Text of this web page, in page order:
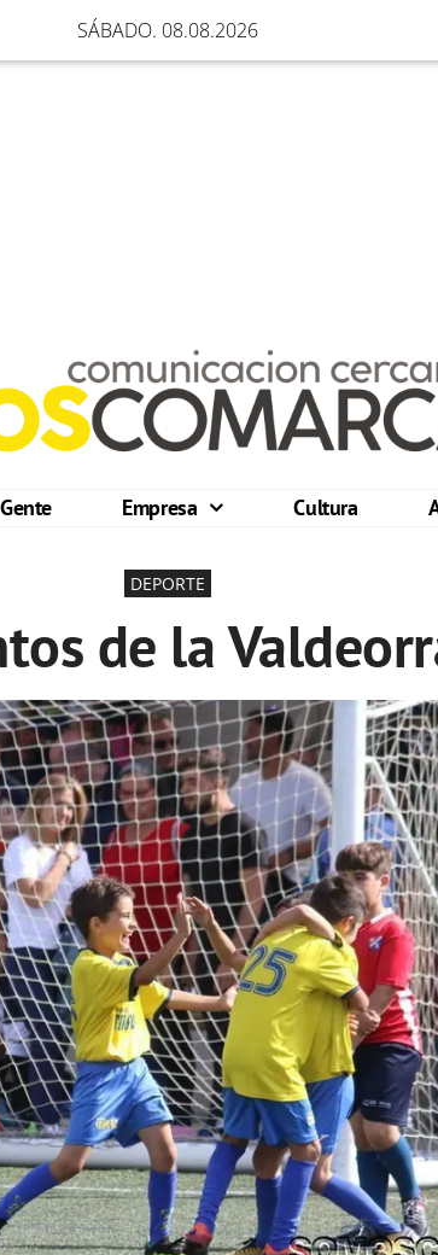
SÁBADO. 08.08.2026
Gente Empresa Cultura
DEPORTE
de la